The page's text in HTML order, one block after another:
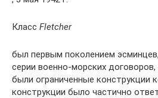
Класс Fletcher
был первым поколением
серии военно-морских
были ограниченные конструкции
конструкции было частично